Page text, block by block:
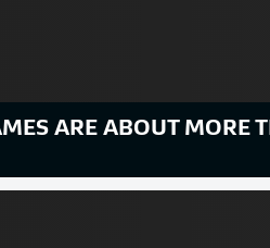
ARE ABOUT MORE